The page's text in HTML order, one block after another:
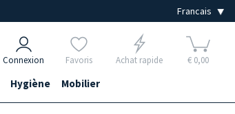
Connexion Favoris Achat rapide € 0,00
Hygiène Mobilier